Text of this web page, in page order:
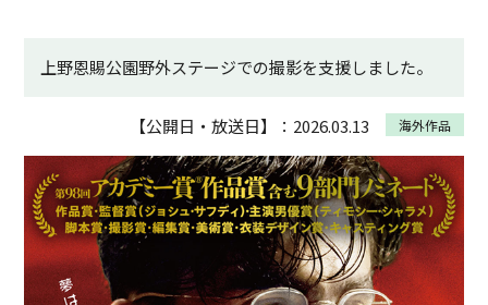
上野恩賜公園野外ステージでの撮影を支援しました。
【公開日・放送日】：2026.03.13 海外作品